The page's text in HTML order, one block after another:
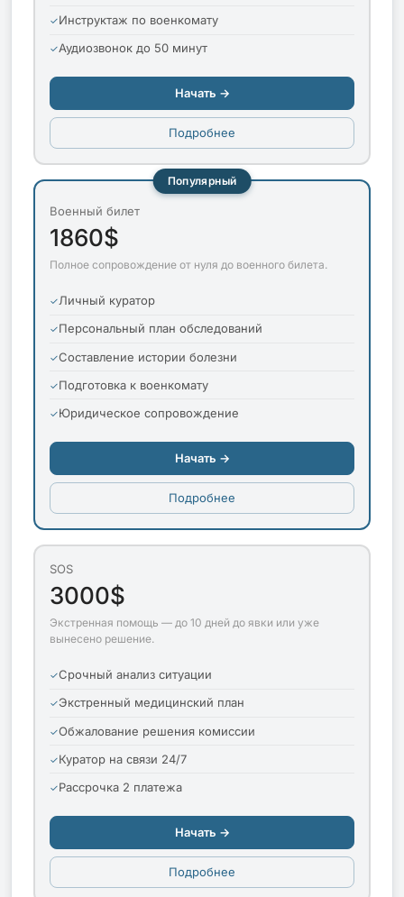
Инструктаж по военкомату
Аудиозвонок до 50 минут
Начать →
Подробнее
Популярный
Военный билет
1860$
Полное сопровождение от нуля до военного билета.
Личный куратор
Персональный план обследований
Составление истории болезни
Подготовка к военкомату
Юридическое сопровождение
Начать →
Подробнее
SOS
3000$
Экстренная помощь — до 10 дней до явки или уже
вынесено решение.
Срочный анализ ситуации
Экстренный медицинский план
Обжалование решения комиссии
Куратор на связи 24/7
Рассрочка 2 платежа
Начать →
Подробнее